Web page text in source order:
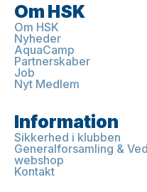
Om HSK
Om HSK
Nyheder
AquaCamp
Partnerskaber
Job
Nyt Medlem
Information
Sikkerhed i klubben
Generalforsamling &
webshop
Kontakt